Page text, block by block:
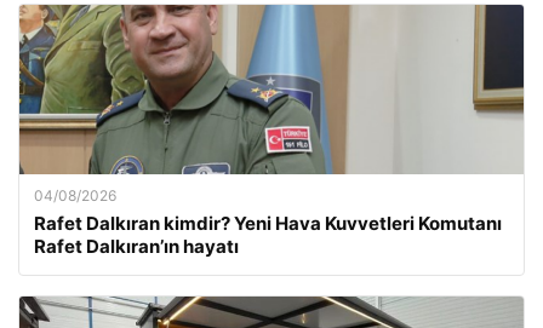
04/08/2026
Rafet Dalkıran kimdir? Yeni Hava Kuvvetleri Komutanı
Rafet Dalkıran’ın hayatı